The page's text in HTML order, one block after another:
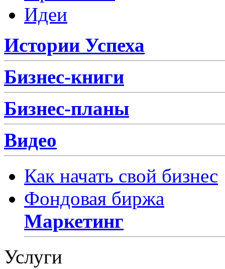
Идеи
Истории Успеха
Бизнес-книги
Бизнес-планы
Видео
Как начать свой бизнес
Фондовая биржа
Маркетинг
Услуги